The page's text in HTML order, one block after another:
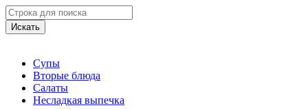
Искать
Супы
Вторые блюда
Салаты
Несладкая выпечка